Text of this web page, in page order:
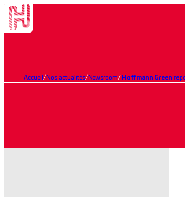
Accueil Nos actualités Newsroom Hoffmann Green